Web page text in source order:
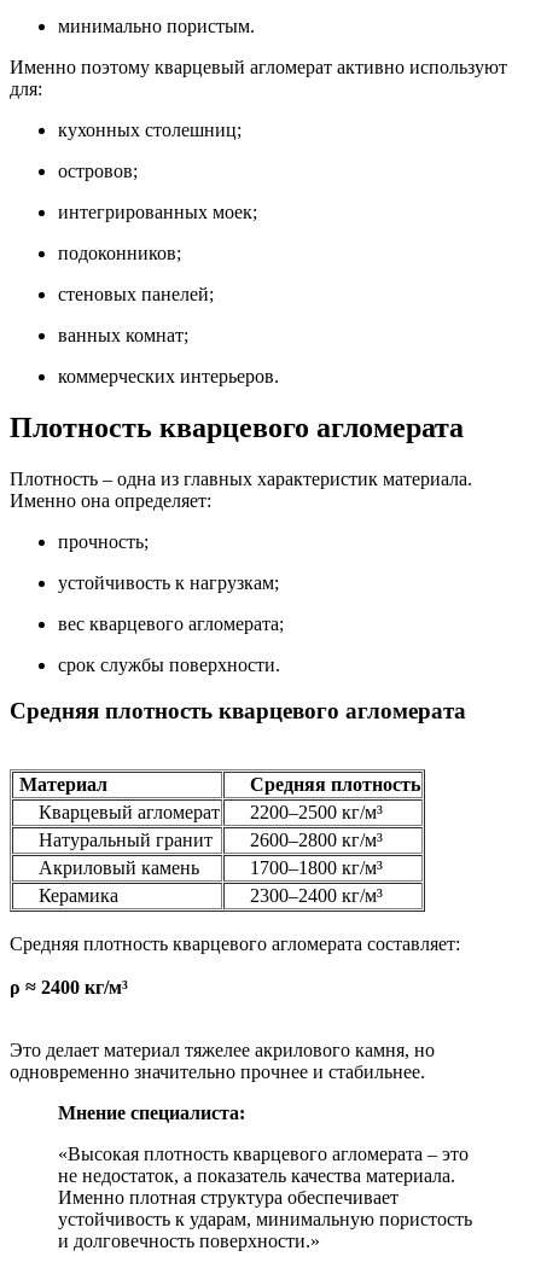
минимально пористым.
Именно поэтому кварцевый агломерат активно используют
для:
кухонных столешниц;
островов;
интегрированных моек;
подоконников;
стеновых панелей;
ванных комнат;
коммерческих интерьеров.
Плотность кварцевого агломерата
Плотность – одна из главных характеристик материала.
Именно она определяет:
прочность;
устойчивость к нагрузкам;
вес кварцевого агломерата;
срок службы поверхности.
Средняя плотность кварцевого агломерата
Материал
Средняя плотность
Кварцевый агломерат
2200–2500 кг/м³
Натуральный гранит
2600–2800 кг/м³
Акриловый камень
1700–1800 кг/м³
Керамика
2300–2400 кг/м³
Средняя плотность кварцевого агломерата составляет:
ρ ≈ 2400 кг/м³
Это делает материал тяжелее акрилового камня, но
одновременно значительно прочнее и стабильнее.
Мнение специалиста:
«Высокая плотность кварцевого агломерата – это
не недостаток, а показатель качества материала.
Именно плотная структура обеспечивает
устойчивость к ударам, минимальную пористость
и долговечность поверхности.»